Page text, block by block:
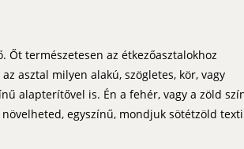
természetesen az étkezőasztalokhoz
asztal milyen alakú, szögletes, kör, vagy
alapterítővel is. Én a fehér, vagy a zöld
egyszínű, mondjuk sötétzöld